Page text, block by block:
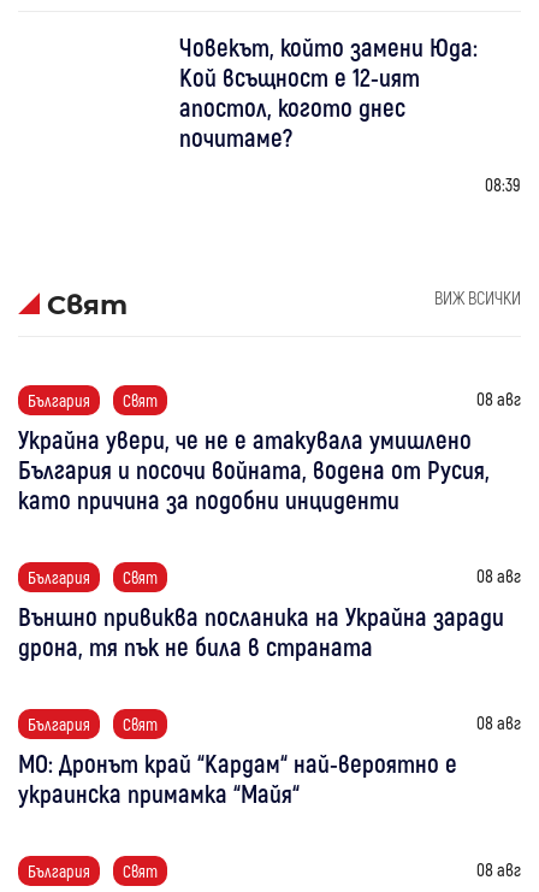
Човекът, който замени Юда:
Кой всъщност е 12-ият
апостол, когото днес
почитаме?
08:39
Свят ВИЖ ВСИЧКИ
България Свят 08 авг
Украйна увери, че не е атакувала умишлено
България и посочи войната, водена от Русия,
като причина за подобни инциденти
България Свят 08 авг
Външно привиква посланика на Украйна заради
дрона, тя пък не била в страната
България Свят 08 авг
МО: Дронът край “Кардам“ най-вероятно е
украинска примамка “Майя“
България Свят 08 авг